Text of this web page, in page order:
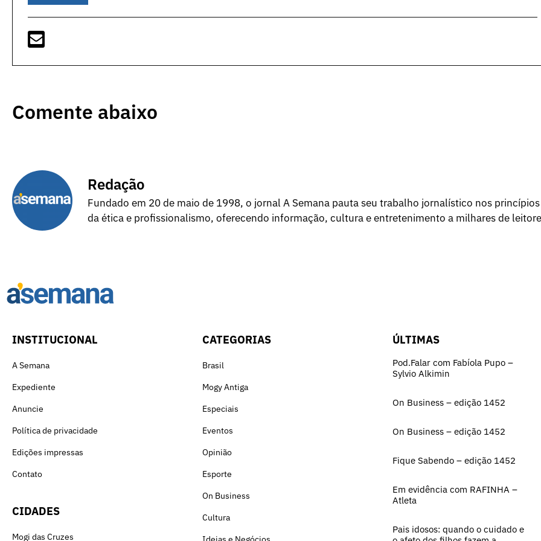
Comente abaixo
Redação
Fundado em 20 de maio de 1998, o jornal A Semana pauta seu trabalho jornalístico nos princípios
da ética e profissionalismo, oferecendo informação, cultura e entretenimento a milhares de
INSTITUCIONAL
A Semana
Expediente
Anuncie
Política de privacidade
Edições impressas
Contato
CIDADES
Mogi das Cruzes
CATEGORIAS
Brasil
Mogy Antiga
Especiais
Eventos
Opinião
Esporte
On Business
Cultura
ÚLTIMAS
Pod.Falar com Fabíola Pupo –
Sylvio Alkimin
On Business – edição 1452
On Business – edição 1452
Fique Sabendo – edição 1452
Em evidência com RAFINHA –
Atleta
Pais idosos: quando o cuidado e